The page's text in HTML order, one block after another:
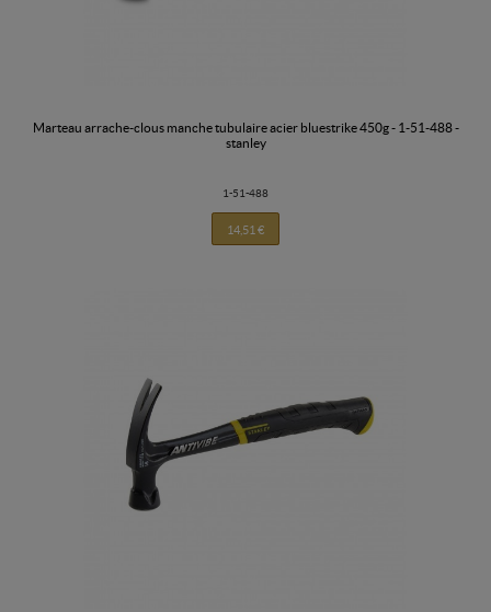
marteau arrache-clous manche tubulaire acier bluestrike 450g - 1-51-488 -
stanley
1-51-488
14,51 €